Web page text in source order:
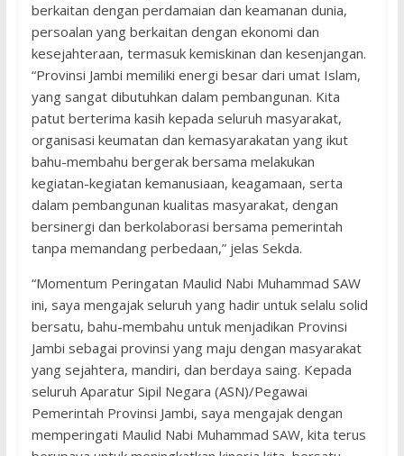
berkaitan dengan perdamaian dan keamanan dunia,
persoalan yang berkaitan dengan ekonomi dan
kesejahteraan, termasuk kemiskinan dan kesenjangan.
“Provinsi Jambi memiliki energi besar dari umat Islam,
yang sangat dibutuhkan dalam pembangunan. Kita
patut berterima kasih kepada seluruh masyarakat,
organisasi keumatan dan kemasyarakatan yang ikut
bahu-membahu bergerak bersama melakukan
kegiatan-kegiatan kemanusiaan, keagamaan, serta
dalam pembangunan kualitas masyarakat, dengan
bersinergi dan berkolaborasi bersama pemerintah
tanpa memandang perbedaan,” jelas Sekda.
“Momentum Peringatan Maulid Nabi Muhammad SAW
ini, saya mengajak seluruh yang hadir untuk selalu solid
bersatu, bahu-membahu untuk menjadikan Provinsi
Jambi sebagai provinsi yang maju dengan masyarakat
yang sejahtera, mandiri, dan berdaya saing. Kepada
seluruh Aparatur Sipil Negara (ASN)/Pegawai
Pemerintah Provinsi Jambi, saya mengajak dengan
memperingati Maulid Nabi Muhammad SAW, kita terus